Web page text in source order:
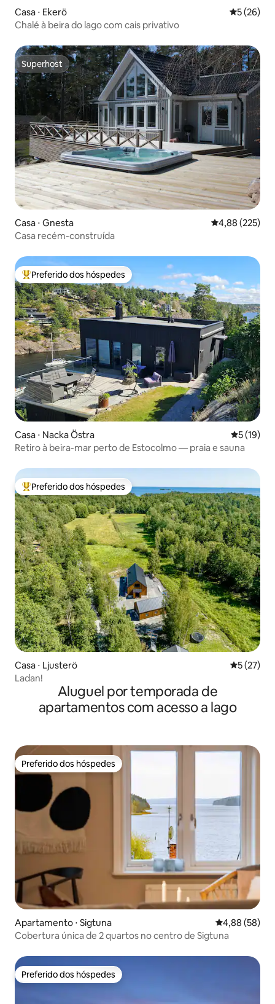
Casa ⋅ Ekerö 5 de uma
5 (26)
Chalé à beira do lago com cais privativo
Superhost
Superhost
Casa ⋅ Gnesta 4,88 de uma
4,88 (225)
Casa recém-construída
Entre os melhores preferidos dos hóspedes
Preferido dos hóspedes
Casa ⋅ Nacka Östra 5 de uma
5 (19)
Retiro à beira-mar perto de Estocolmo — praia e sauna
Entre os melhores preferidos dos hóspedes
Preferido dos hóspedes
Casa ⋅ Ljusterö 5 de uma
5 (27)
Ladan!
Aluguel por temporada de
apartamentos com acesso a lago
Preferido dos hóspedes
Preferido dos hóspedes
Apartamento ⋅ Sigtuna 4,88 de uma
4,88 (58)
Cobertura única de 2 quartos no centro de Sigtuna
Preferido dos hóspedes
Preferido dos hóspedes